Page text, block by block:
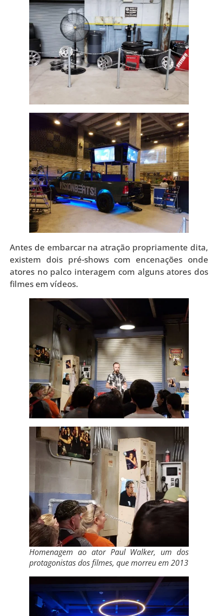
Antes de embarcar na atração propriamente dita,
existem dois pré-shows com encenações onde
atores no palco interagem com alguns atores dos
filmes em vídeos.
Homenagem ao ator Paul Walker, um dos
protagonistas dos filmes, que morreu em 2013